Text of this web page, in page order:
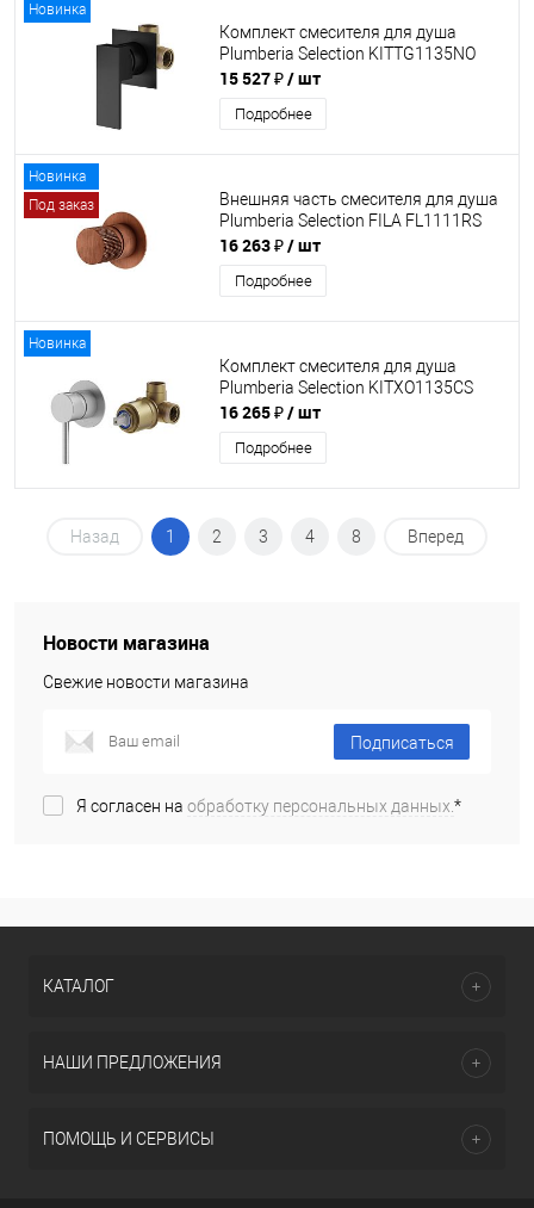
Новинка
Комплект смесителя для душа
Plumberia Selection KITTG1135NO
15 527 ₽/ шт
Подробнее
Новинка
Под заказ
Внешняя часть смесителя для душа
Plumberia Selection FILA FL1111RS
16 263 ₽/ шт
Подробнее
Новинка
Комплект смесителя для душа
Plumberia Selection KITXO1135CS
16 265 ₽/ шт
Подробнее
Назад 1 2 3 4 8 Вперед
Новости магазина
Свежие новости магазина
Подписаться
Я согласен на обработку персональных данных.*
КАТАЛОГ
НАШИ ПРЕДЛОЖЕНИЯ
ПОМОЩЬ И СЕРВИСЫ